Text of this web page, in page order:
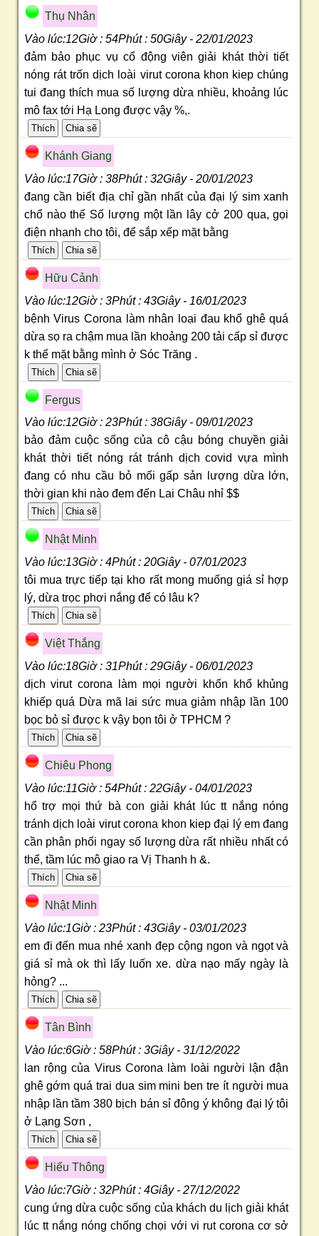
Thụ Nhân
Vào lúc:12Giờ : 54Phút : 50Giây - 22/01/2023
đảm bảo phục vụ cổ động viên giải khát thời tiết
nóng rát trốn dịch loài virut corona khon kiep chúng
tui đang thích mua số lượng dừa nhiều, khoảng lúc
mô fax tới Hạ Long được vậy %,.
Khánh Giang
Vào lúc:17Giờ : 38Phút : 32Giây - 20/01/2023
đang cần biết địa chỉ gần nhất của đại lý sim xanh
chổ nào thế Số lượng một lần lây cở 200 qua, gọi
điện nhanh cho tôi, để sắp xếp mặt bằng
Hữu Cảnh
Vào lúc:12Giờ : 3Phút : 43Giây - 16/01/2023
bệnh Virus Corona làm nhân loại đau khổ ghê quá
dừa sọ ra chậm mua lần khoảng 200 tải cấp sỉ được
k thế mặt bằng mình ở Sóc Trăng .
Fergus
Vào lúc:12Giờ : 23Phút : 38Giây - 09/01/2023
bảo đảm cuộc sống của cô cậu bóng chuyền giải
khát thời tiết nóng rát tránh dịch covid vựa mình
đang có nhu cầu bỏ mối gấp sản lượng dừa lớn,
thời gian khi nào đem đến Lai Châu nhỉ $$
Nhật Minh
Vào lúc:13Giờ : 4Phút : 20Giây - 07/01/2023
tôi mua trực tiếp tại kho rất mong muống giá sỉ hợp
lý, dừa trọc phơi nắng để có lâu k?
Việt Thắng
Vào lúc:18Giờ : 31Phút : 29Giây - 06/01/2023
dịch virut corona làm mọi người khốn khổ khủng
khiếp quá Dừa mã lai sức mua giảm nhập lần 100
bọc bỏ sỉ được k vậy bọn tôi ở TPHCM ?
Chiêu Phong
Vào lúc:11Giờ : 54Phút : 22Giây - 04/01/2023
hổ trợ mọi thứ bà con giải khát lúc tt nắng nóng
tránh dịch loài virut corona khon kiep đại lý em đang
cần phân phối ngay số lượng dừa rất nhiều nhất có
thể, tầm lúc mô giao ra Vị Thanh h &.
Nhật Minh
Vào lúc:1Giờ : 23Phút : 43Giây - 03/01/2023
em đi đến mua nhé xanh đẹp cộng ngon và ngọt và
giá sỉ mà ok thì lấy luốn xe. dừa nạo mấy ngày là
hỏng? ...
Tân Bình
Vào lúc:6Giờ : 58Phút : 3Giây - 31/12/2022
lan rộng của Virus Corona làm loài người lận đận
ghê gớm quá trai dua sim mini ben tre ít người mua
nhập lần tầm 380 bịch bán sỉ đông ý không đại lý tôi
ở Lạng Sơn ,
Hiếu Thông
Vào lúc:7Giờ : 32Phút : 4Giây - 27/12/2022
cung ứng dừa cuộc sống của khách du lịch giải khát
lúc tt nắng nóng chống chọi với vi rut corona cơ sở